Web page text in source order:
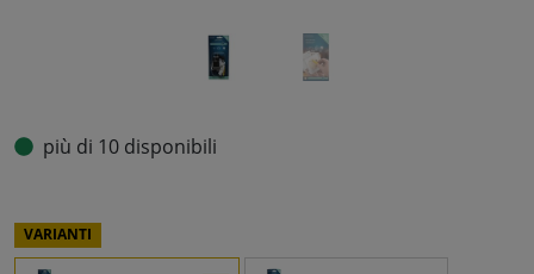
più di 10 disponibili
VARIANTI